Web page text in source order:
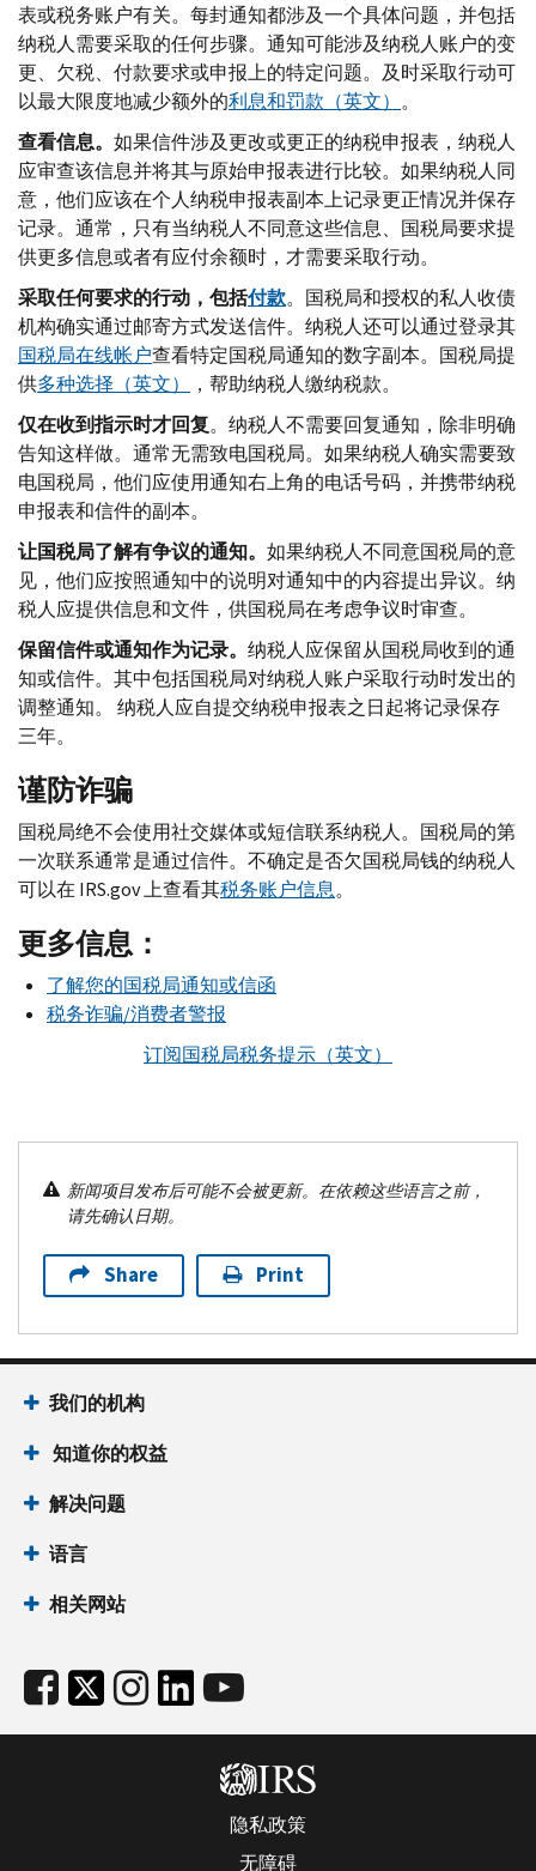
表或税务账户有关。每封通知都涉及一个具体问题，并包括
纳税人需要采取的任何步骤。通知可能涉及纳税人账户的变
更、欠税、付款要求或申报上的特定问题。及时采取行动可
以最大限度地减少额外的利息和罚款（英文） 。
查看信息。 如果信件涉及更改或更正的纳税申报表，纳税人
应审查该信息并将其与原始申报表进行比较。如果纳税人同
意，他们应该在个人纳税申报表副本上记录更正情况并保存
记录。通常，只有当纳税人不同意这些信息、国税局要求提
供更多信息或者有应付余额时，才需要采取行动。
采取任何要求的行动，包括付款。国税局和授权的私人收债
机构确实通过邮寄方式发送信件。纳税人还可以通过登录其
国税局在线帐户查看特定国税局通知的数字副本。国税局提
供多种选择（英文）
，帮助纳税人缴纳税款。
仅在收到指示时才回复。纳税人不需要回复通知，除非明确
告知这样做。通常无需致电国税局。如果纳税人确实需要致
电国税局，他们应使用通知右上角的电话号码，并携带纳税
申报表和信件的副本。
让国税局了解有争议的通知。 如果纳税人不同意国税局的意
见，他们应按照通知中的说明对通知中的内容提出异议。纳
税人应提供信息和文件，供国税局在考虑争议时审查。
保留信件或通知作为记录。 纳税人应保留从国税局收到的通
知或信件。其中包括国税局对纳税人账户采取行动时发出的
调整通知。 纳税人应自提交纳税申报表之日起将记录保存
三年。
谨防诈骗
国税局绝不会使用社交媒体或短信联系纳税人。国税局的第
一次联系通常是通过信件。不确定是否欠国税局钱的纳税人
可以在 IRS.gov上查看其税务账户信息。
更多信息：
了解您的国税局通知或信函
税务诈骗/消费者警报
订阅国税局税务提示（英文）
新闻项目发布后可能不会被更新。在依赖这些语言之前，
请先确认日期。
Share Print
我们的机构
知道你的权益
解决问题
语言
相关网站
隐私政策
无障碍